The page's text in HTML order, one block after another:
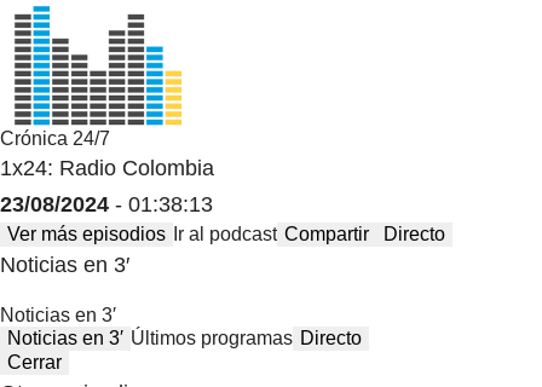
Crónica 24/7
1x24: Radio Colombia
23/08/2024 - 01:38:13
Ver más episodios Ir al podcast Compartir Directo
Noticias en 3′
Noticias en 3′
Noticias en 3′ Últimos programas Directo
Cerrar